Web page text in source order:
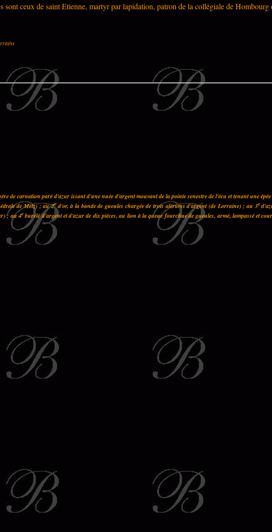
sont ceux de saint Etienne, martyr par lapidation, patron de la collégiale de
de carnation paré d'azur issant d'une nuée d'argent mouvant de la pointe senestre de l'écu et tenant une
de Metz) ; au 2ed'or, à la bande de gueules chargée de trois alérions d'argent (de Lorraine) ; au 3e
; au 4e burelé d'argent et d'azur de dix pièces, au lion à la queue fourchue de gueules, armé, lampassé et